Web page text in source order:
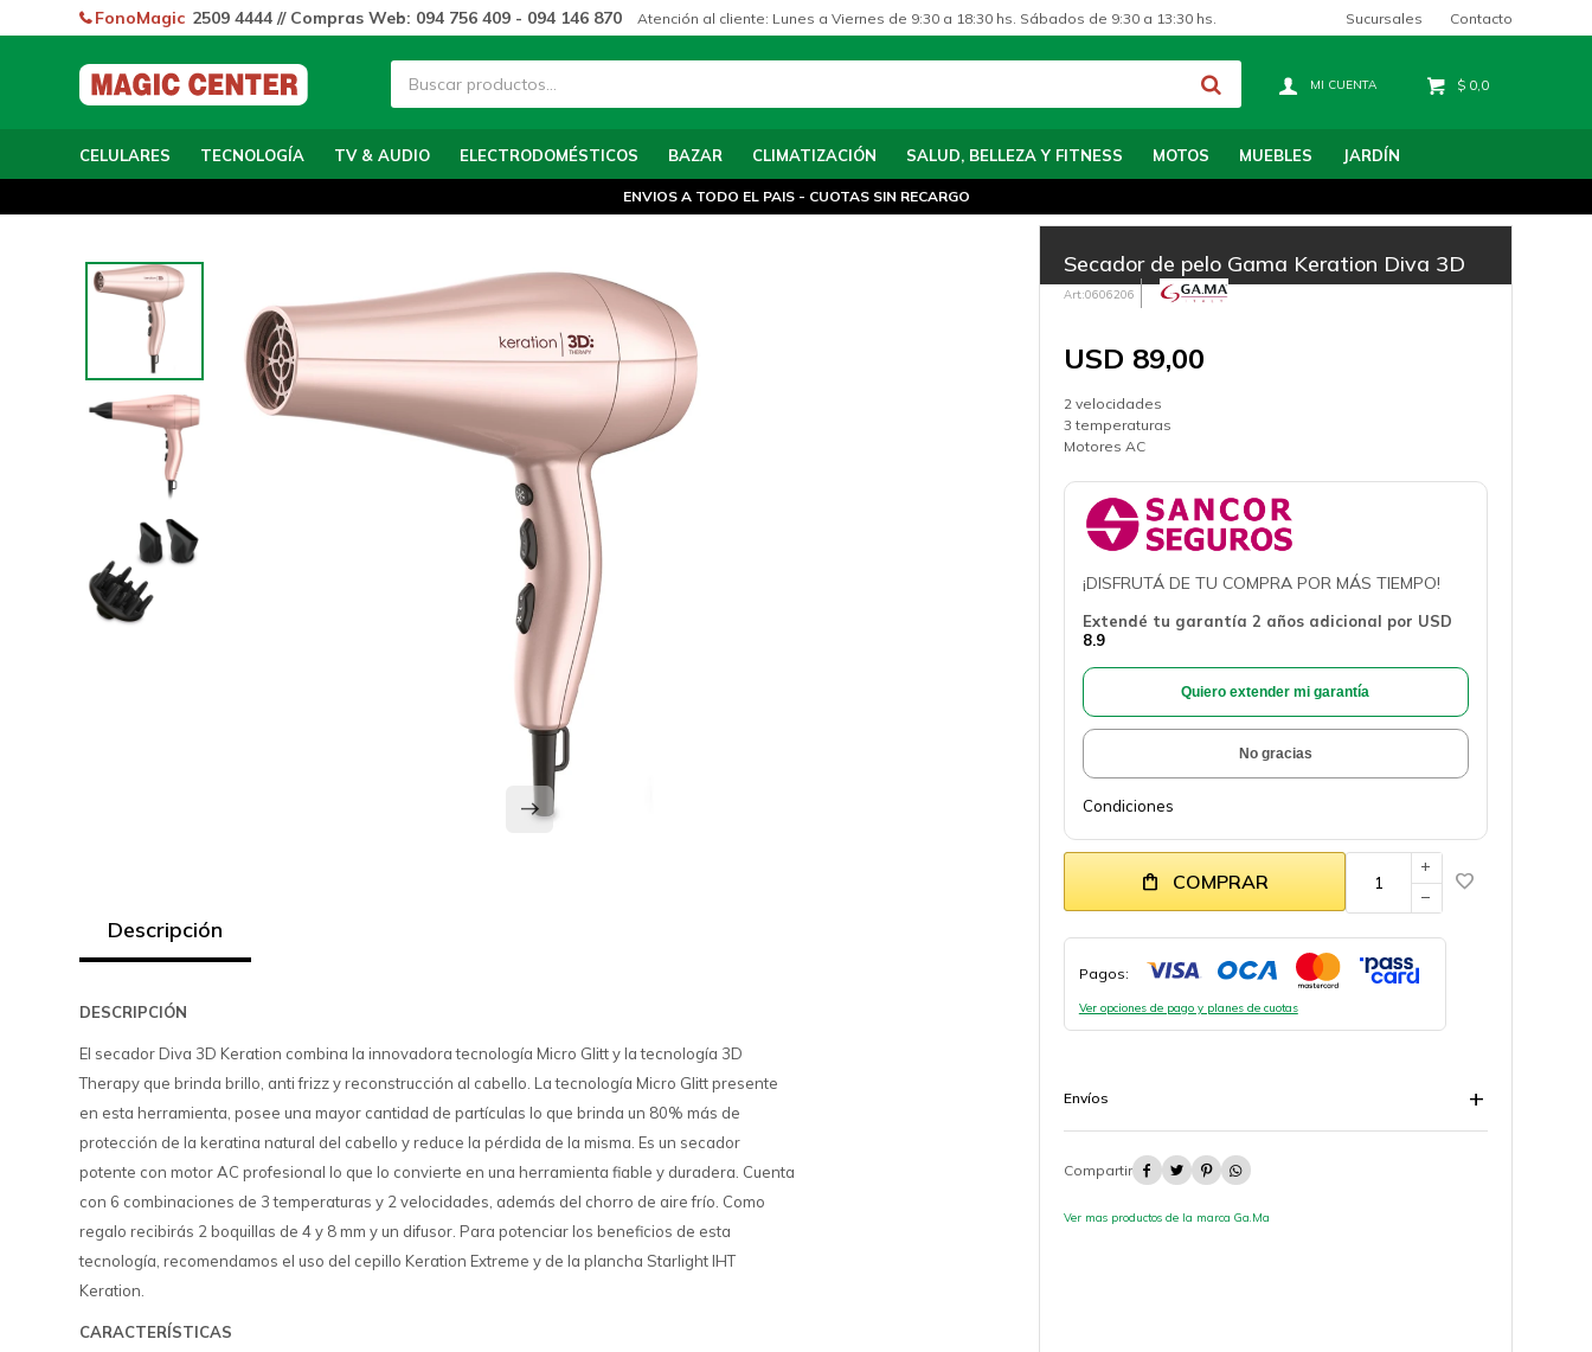
CELULARES TECNOLOGÍA TV & AUDIO ELECTRODOMÉSTICOS BAZAR CLIMATIZACIÓN SALUD, BELLEZA Y FITNESS MOTOS MUEBLES JARDÍN
$ 0,0
FonoMagic 2509 4444 // Compras Web: 094 756 409 - 094 146 870 Atención al cliente: Lunes a Viernes de 9:30 a 18:30 hs. Sábados de 9:30 a 13:30 hs. Sucursales Contacto
ENVIOS A TODO EL PAIS - CUOTAS SIN RECARGO
Secador de pelo Gama Keration Diva 3D
0606206
USD 89,00
2 velocidades
3 temperaturas
Motores AC
¡DISFRUTÁ DE TU COMPRA POR MÁS TIEMPO!
Extendé tu garantía 2 años adicional por USD
8.9
Quiero extender mi garantía
No gracias
Condiciones
COMPRAR
add
remove
Pagos:
Ver opciones de pago y planes de cuotas
Envíos
   
Ver mas productos de la marca Ga.Ma
Descripción
DESCRIPCIÓN
El secador Diva 3D Keration combina la innovadora tecnología Micro Glitt y la tecnología 3D
Therapy que brinda brillo, anti frizz y reconstrucción al cabello. La tecnología Micro Glitt presente
en esta herramienta, posee una mayor cantidad de partículas lo que brinda un 80% más de
protección de la keratina natural del cabello y reduce la pérdida de la misma. Es un secador
potente con motor AC profesional lo que lo convierte en una herramienta fiable y duradera. Cuenta
con 6 combinaciones de 3 temperaturas y 2 velocidades, además del chorro de aire frío. Como
regalo recibirás 2 boquillas de 4 y 8 mm y un difusor. Para potenciar los beneficios de esta
tecnología, recomendamos el uso del cepillo Keration Extreme y de la plancha Starlight IHT
Keration.
CARACTERÍSTICAS